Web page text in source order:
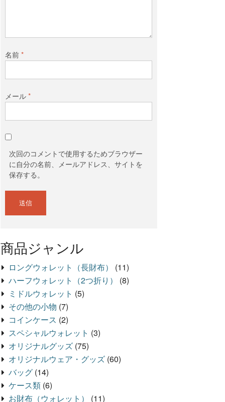
名前*
メール*
次回のコメントで使用するためブラウザー
に自分の名前、メールアドレス、サイトを
保存する。
商品ジャンル
ロングウォレット（長財布）
(11)
ハーフウォレット（2つ折り）
(8)
ミドルウォレット (5)
その他の小物 (7)
コインケース (2)
スペシャルウォレット (3)
オリジナルグッズ (75)
オリジナルウェア・グッズ (60)
バッグ (14)
ケース類 (6)
お財布（ウォレット）
(11)